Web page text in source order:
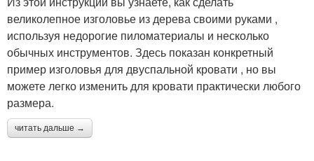
великолепное изголовье из дерева своими руками ,
используя недорогие пиломатериалы и несколько
обычных инструментов. Здесь показан конкретный
пример изголовья для двуспальной кровати , но вы
можете легко изменить для кровати практически любого
размера.
читать дальше →